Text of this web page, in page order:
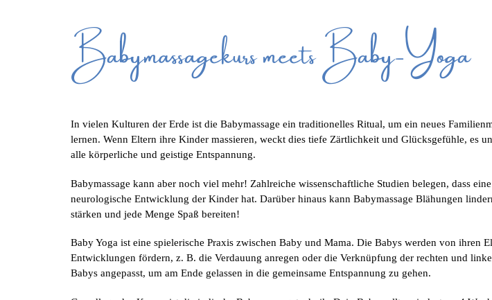
Babymassagekurs meets Baby-Yoga
In vielen Kulturen der Erde ist die Babymassage ein traditionelles Ritual, um ein neues
lernen. Wenn Eltern ihre Kinder massieren, weckt dies tiefe Zärtlichkeit und Glücksgefühle,
alle körperliche und geistige Entspannung.
Babymassage kann aber noch viel mehr! Zahlreiche wissenschaftliche Studien belegen, dass
neurologische Entwicklung der Kinder hat. Darüber hinaus kann Babymassage Blähungen
stärken und jede Menge Spaß bereiten!
Baby Yoga ist eine spielerische Praxis zwischen Baby und Mama. Die Babys werden von ihren
Entwicklungen fördern, z. B. die Verdauung anregen oder die Verknüpfung der rechten und
Babys angepasst, um am Ende gelassen in die gemeinsame Entspannung zu gehen.